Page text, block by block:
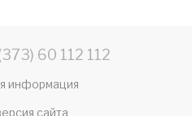
60 112 112
информация
сайта